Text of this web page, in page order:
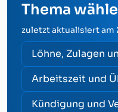
Thema
zuletzt aktualisiert am
Löhne, Zulagen
Arbeitszeit und
Kündigung und